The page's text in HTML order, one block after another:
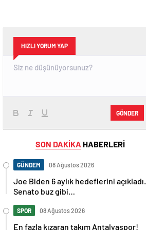
HIZLI YORUM YAP
GÖNDER
SON DAKİKA HABERLERİ
GÜNDEM 08 Ağustos 2026
Joe Biden 6 aylık hedeflerini açıkladı.
Senato buz gibi…
SPOR 08 Ağustos 2026
En fazla kızaran takım Antalyaspor!